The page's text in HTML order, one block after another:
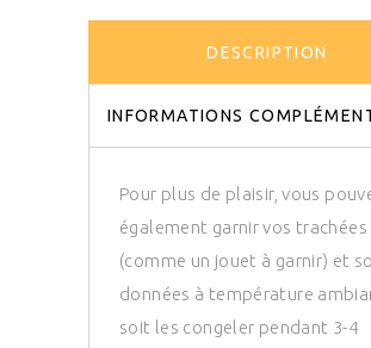
DESCRIPTION
INFORMATIONS
Pour plus de plaisir, vous
également garnir vos trachées
(comme un jouet à garnir) et
données à température
soit les congeler pendant 3-4